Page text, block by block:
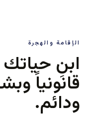
الإقامة والهجرة
ابنِ
قانونياً
ودائم.